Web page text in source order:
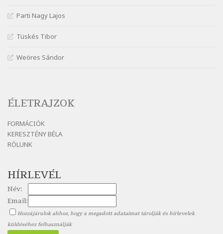
Szélkiáltó
Nagy Bandó András: Hogyha egyszer
Nagy Bandó András: Ki vagyok?
Szélkiáltó
Nagy Bandó András: Nyári éj
Szélkiáltó
Szélkiáltó
Nagy Bandó András: Pöttyös katica
Szélkiáltó
Nagy Bandó András: Scarabeus
Szélkiáltó
Parti Nagy Lajos
Tüskés Tibor
Weöres Sándor
ÉLETRAJZOK
FORMÁCIÓK
KERESZTÉNY BÉLA
RÓLUNK
HÍRLEVÉL
Név:
Email:
Hozzájárulok ahhoz, hogy a megadott adataimat tárolják és hírlevelek
küldéséhez felhasználják